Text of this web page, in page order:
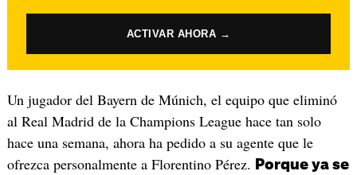
ACTIVAR AHORA →
Un jugador del Bayern de Múnich, el equipo que eliminó
al Real Madrid de la Champions League hace tan solo
hace una semana, ahora ha pedido a su agente que le
ofrezca personalmente a Florentino Pérez.
Porque ya se